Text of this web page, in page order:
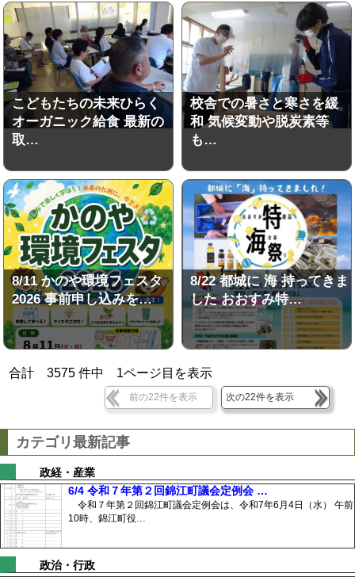
こどもたちの未来ひらく
オーガニック給食 最新の
取…
校舎での暑さと寒さを緩
和 気候変動や脱炭素等
も…
8/11 かのや環境フェスタ
2026 事前申し込みを…
8/22 都城に 海 持ってきま
した おおすみ特…
合計3575 件中 1ページ目を表示
前の22件を表示 次の22件を表示
カテゴリ最新記事
政経・産業
6/4 令和７年第２回錦江町議会定例会 …
令和７年第２回錦江町議会定例会は、令和7年6月4日（水） 午前
10時、錦江町役…
政治・行政